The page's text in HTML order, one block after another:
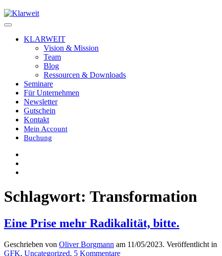
KLARWEIT
Vision & Mission
Team
Blog
Ressourcen & Downloads
Seminare
Für Unternehmen
Newsletter
Gutschein
Kontakt
Mein Account
Buchung
Schlagwort: Transformation
Eine Prise mehr Radikalität, bitte.
Geschrieben von Oliver Borgmann am 11/05/2023. Veröffentlicht in
GFK, Uncategorized. 5 Kommentarezu